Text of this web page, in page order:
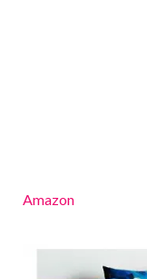
Amazon